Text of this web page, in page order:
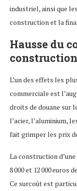
industriel, ainsi que
construction et la
Hausse du
construction
L’un des effets les
commerciale est
droits de douane sur
l’acier, l’aluminium,
fait grimper les prix
La construction
8 000 et 12 000 euros
Ce surcoût est